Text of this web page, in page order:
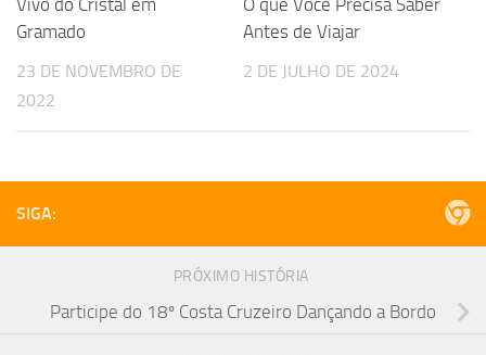
Gramado
23 DE NOVEMBRO DE
2022
Antes de Viajar
2 DE JULHO DE 2024
SIGA:
PRÓXIMO HISTÓRIA
Participe do 18º Costa Cruzeiro Dançando a Bordo